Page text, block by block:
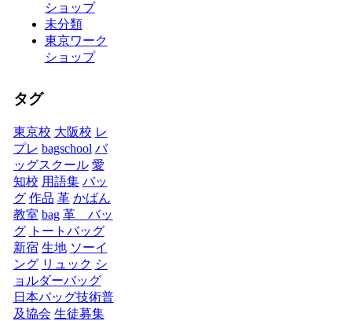
ショップ
未分類
東京ワーク
ショップ
タグ
東京校 大阪校 レ
プレ bagschool バ
ッグスクール 愛
知校 用語集 バッ
グ 作品 革 かばん
教室 bag 革 バッ
グ
トートバッグ
新宿 生地 ソーイ
ング リュック シ
ョルダーバッグ
日本バッグ技術普
及協会 生徒募集